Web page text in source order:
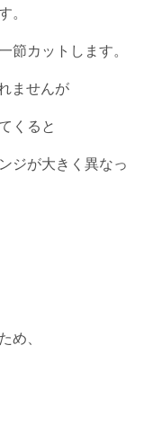
節カットします。
ませんが
くると
ジが大きく異なっ
、